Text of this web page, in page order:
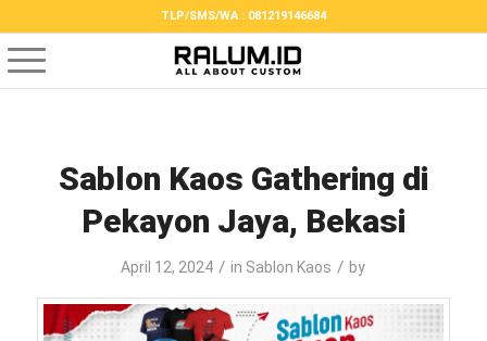
TLP/SMS/WA : 081219146684
Sablon Kaos Gathering di
Pekayon Jaya, Bekasi
April 12, 2024 / in Sablon Kaos / by